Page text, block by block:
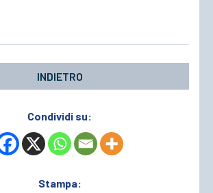
INDIETRO
Condividi su:
Stampa: